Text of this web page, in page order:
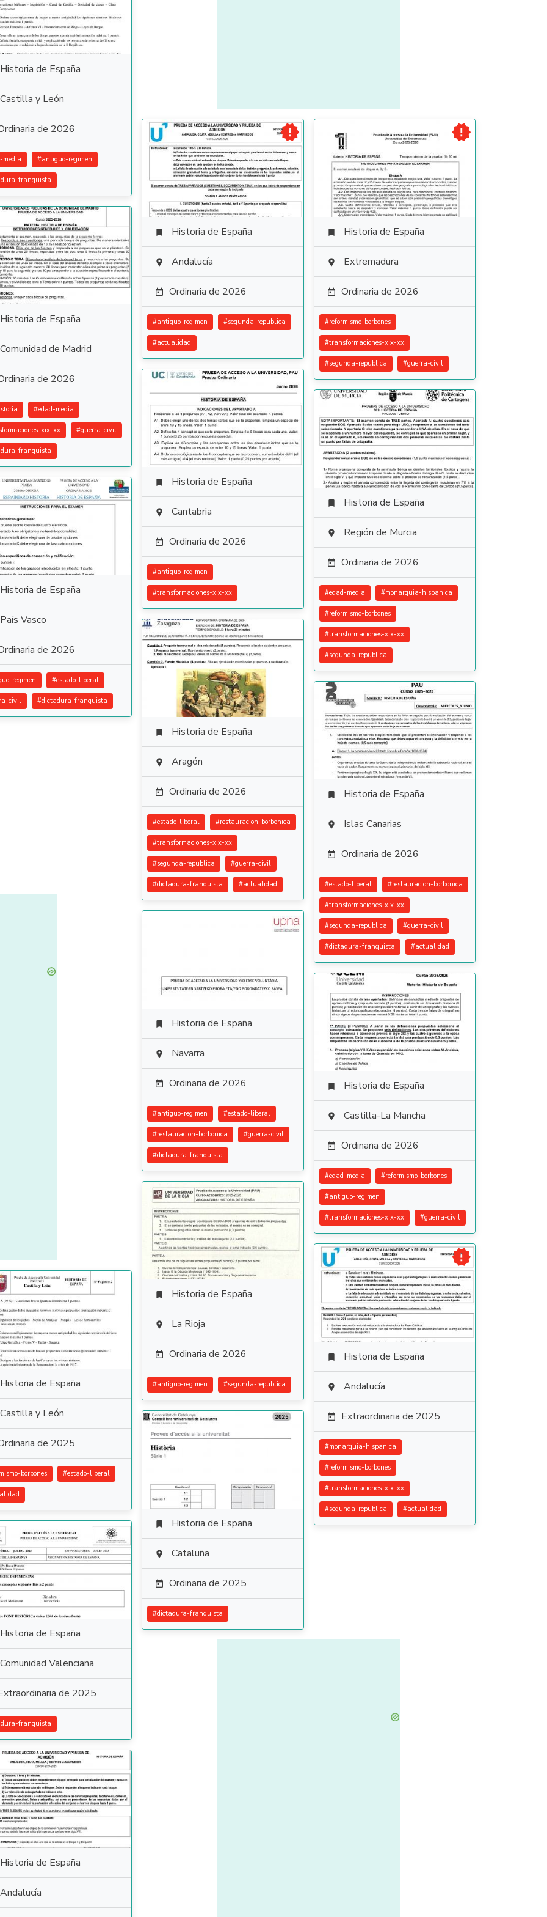
Historia de España
Castilla y León
de 2026
media #antiguo-regimen
franquista

 Historia de España
 Andalucía
 Ordinaria de 2026
#antiguo-regimen #segunda-republica
#actualidad

 Historia de España
 Extremadura
 Ordinaria de 2026
#reformismo-borbones
#transformaciones-xix-xx
#segunda-republica #guerra-civil
Historia de España
Comunidad de Madrid
de 2026
#edad-media
xix-xx #guerra-civil
franquista
 Historia de España
 Cantabria
 Ordinaria de 2026
#antiguo-regimen
#transformaciones-xix-xx
 Historia de España
 Región de Murcia
 Ordinaria de 2026
#edad-media #monarquia-hispanica
#reformismo-borbones
#transformaciones-xix-xx
#segunda-republica
Historia de España
País Vasco
de 2026
regimen #estado-liberal
civil #dictadura-franquista
 Historia de España
 Aragón
 Ordinaria de 2026
#estado-liberal #restauracion-borbonica
#transformaciones-xix-xx
#segunda-republica #guerra-civil
#dictadura-franquista #actualidad
 Historia de España
 Islas Canarias
 Ordinaria de 2026
#estado-liberal #restauracion-borbonica
#transformaciones-xix-xx
#segunda-republica #guerra-civil
#dictadura-franquista #actualidad
 Historia de España
 Navarra
 Ordinaria de 2026
#antiguo-regimen #estado-liberal
#restauracion-borbonica #guerra-civil
#dictadura-franquista
 Historia de España
 Castilla-La Mancha
 Ordinaria de 2026
#edad-media #reformismo-borbones
#antiguo-regimen
#transformaciones-xix-xx #guerra-civil
 Historia de España
 La Rioja
 Ordinaria de 2026
#antiguo-regimen #segunda-republica

 Historia de España
 Andalucía
 Extraordinaria de 2025
#monarquia-hispanica
#reformismo-borbones
#transformaciones-xix-xx
#segunda-republica #actualidad
Historia de España
Castilla y León
de 2025
borbones #estado-liberal
 Historia de España
 Cataluña
 Ordinaria de 2025
#dictadura-franquista
Historia de España
Comunidad Valenciana
de 2025
franquista
Historia de España
Andalucía